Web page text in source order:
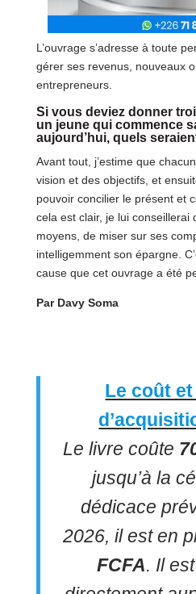
L’ouvrage s’adresse à toute
gérer ses revenus, nouveaux
entrepreneurs.
Si vous deviez donner
un jeune qui commence
aujourd’hui, quels
Avant tout, j’estime que
vision et des objectifs, et
pouvoir concilier le présent et
cela est clair, je lui conseillerai
moyens, de miser sur ses
intelligemment son épargne.
cause que cet ouvrage a été
Par Davy Soma
Le coût
Le livre coûte
jusqu’à la
dédicace
2026, il est en
FCFA. Il